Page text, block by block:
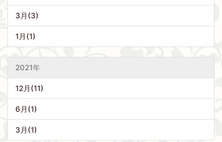
3月(3)
1月(1)
2021年
12月(11)
6月(1)
3月(1)